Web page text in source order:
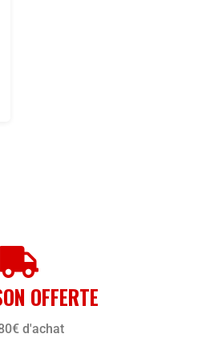
OFFERTE
d'achat